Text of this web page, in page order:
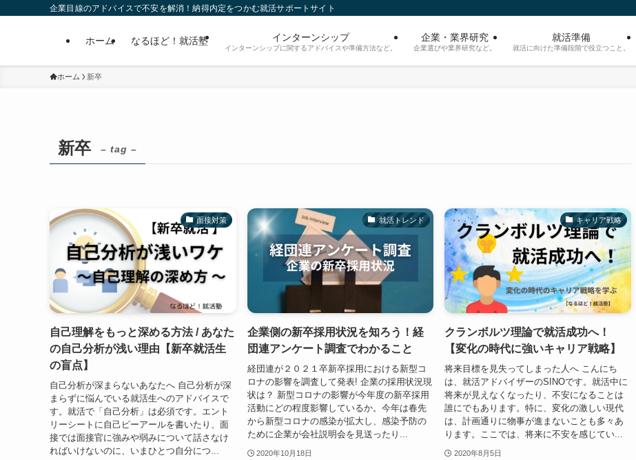
企業目線のアドバイスで不安を解消！納得内定をつかむ就活サポートサイト
ホーム なるほど！就活塾 インターンシップ
インターンシップに関するアドバイスや準備方法など。
企業・業界研究
企業選びや業界研究など。
就活準備
就活に向けた準備段階で役立つこと。
ホーム 新卒
新卒 – tag –
面接対策
自己理解をもっと深める方法 / あなた
の自己分析が浅い理由【新卒就活生
の盲点】
自己分析が深まらないあなたへ 自己分析が深
まらずに悩んでいる就活生へのアドバイスで
す。就活で「自己分析」は必須です。エント
リーシートに自己ピーアールを書いたり、面
接では面接官に強みや弱みについて話さなけ
ればいけないのに、いまひとつ自分につ...
就活トレンド
企業側の新卒採用状況を知ろう！経
団連アンケート調査でわかること
経団連が２０２１卒新卒採用における新型コ
ロナの影響を調査して発表! 企業の採用状況現
状は？ 新型コロナの影響が今年度の新卒採用
活動にどの程度影響しているか。今年は春先
から新型コロナの感染が拡大し、感染予防の
ために企業が会社説明会を見送ったり...
2020年10月18日
キャリア戦略
クランボルツ理論で就活成功へ！
【変化の時代に強いキャリア戦略】
将来目標を見失ってしまった人へ こんにち
は、就活アドバイザーのSINOです。就活中に
将来が見えなくなったり、不安になることは
誰にでもあります。特に、変化の激しい現代
は、計画通りに物事が進まないことも多々あ
ります。ここでは、将来に不安を感じてい...
2020年8月5日